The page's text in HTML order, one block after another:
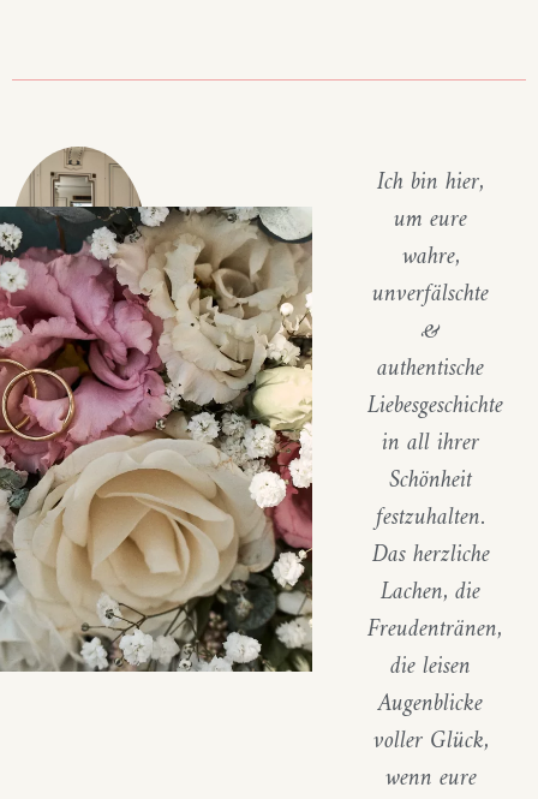
Ich bin hier,
um eure
wahre,
unverfälschte
&
authentische
Liebesgeschichte
in all ihrer
Schönheit
festzuhalten.
Das herzliche
Lachen, die
Freudentränen,
die leisen
Augenblicke
voller Glück,
wenn eure